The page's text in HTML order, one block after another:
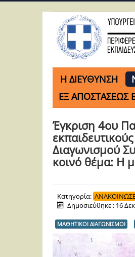
H ΔΙΕΥΘΥΝΣΗ
ΕΞ ΑΠΟΣΤΑΣΕΩΣ
Έγκριση 4ου
Διαγωνισμού
κοινό θέμα: Η
Κατηγορία:
Δημοσιεύθηκε : 16
ΜΑΘΗΤΙΚΟΙ ΔΙΑΓΩΝΙΣΜΟΙ